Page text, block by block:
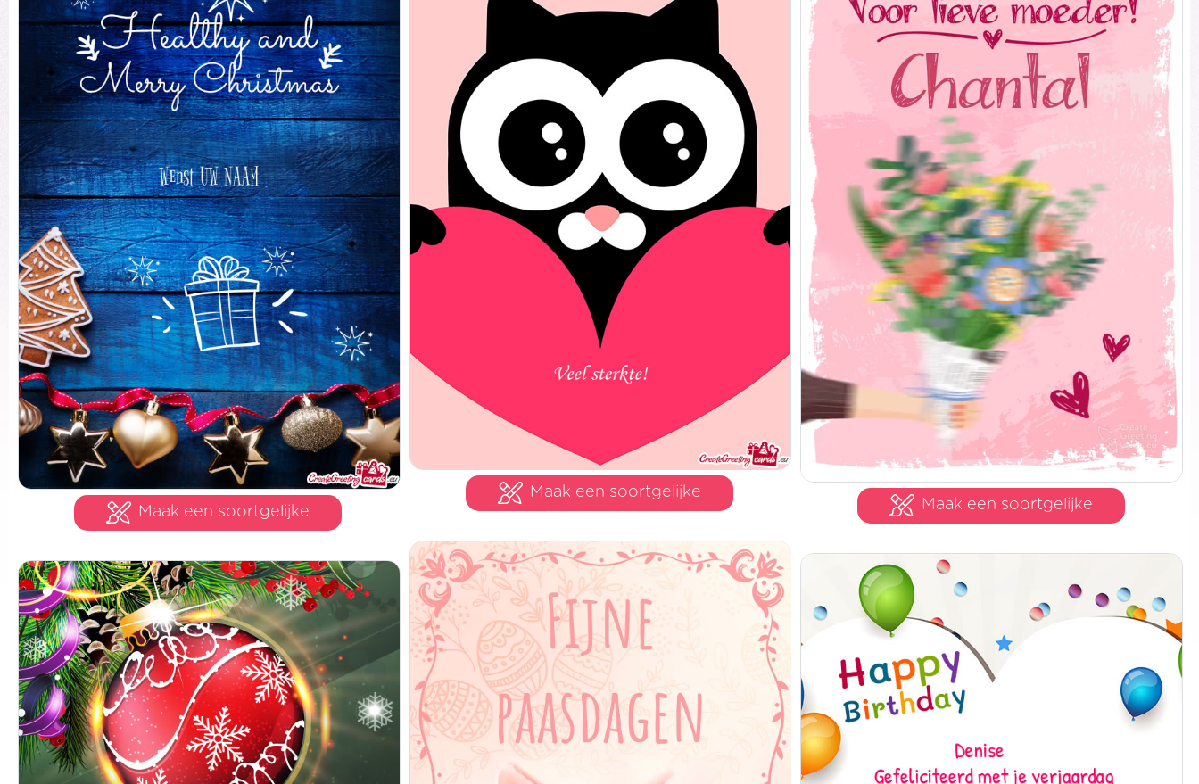
Maak een soortgelijke
Maak een soortgelijke
Maak een soortgelijke